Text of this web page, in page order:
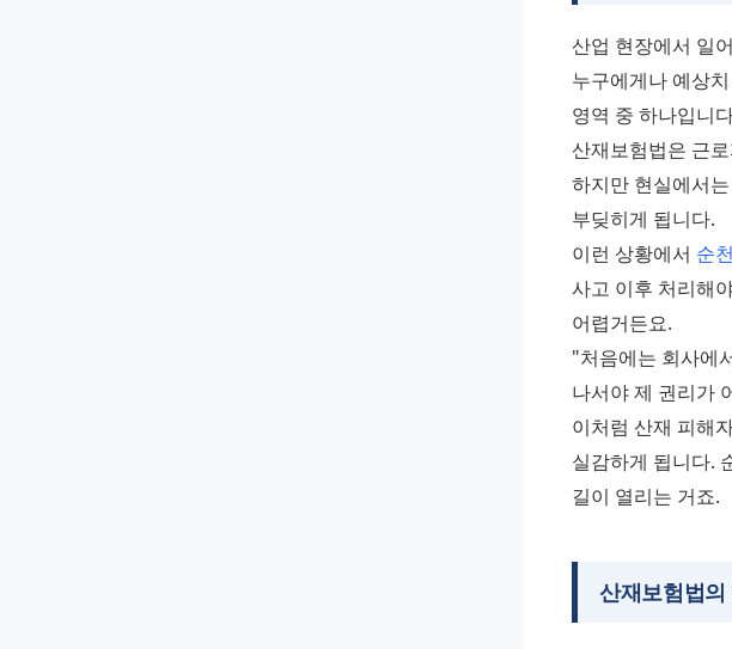
산업 현장에서 일
누구에게나 예상
영역 중 하나입니
산재보험법은 근
하지만 현실에서
부딪히게 됩니다.
이런 상황에서 순
사고 이후 처리해
어렵거든요.
"처음에는 회사에
나서야 제 권리가
이처럼 산재 피해
실감하게 됩니다.
길이 열리는 거죠.
산재보험법